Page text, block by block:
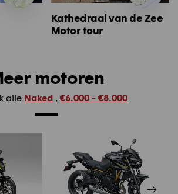
Kathedraal van de Zee
Motor tour
motoren
alle Naked €6.000 - €8.000